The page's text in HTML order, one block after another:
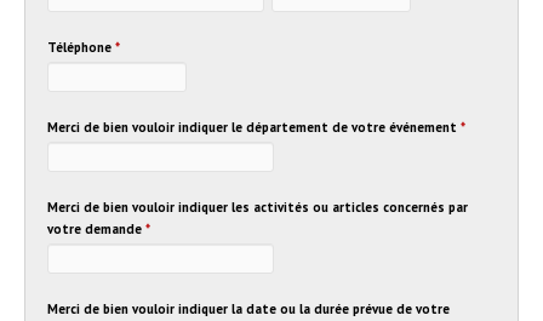
Téléphone *
Merci de bien vouloir indiquer le département de votre événement *
Merci de bien vouloir indiquer les activités ou articles concernés par
votre demande *
Merci de bien vouloir indiquer la date ou la durée prévue de votre